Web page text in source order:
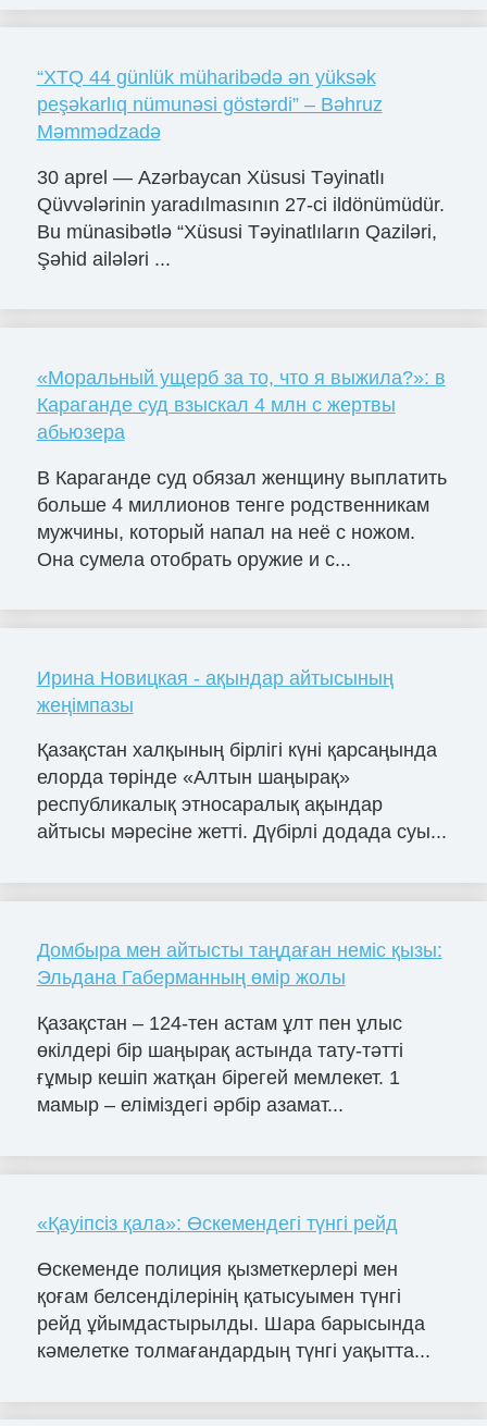
“XTQ 44 günlük müharibədə ən yüksək
peşəkarlıq nümunəsi göstərdi” – Bəhruz
Məmmədzadə
30 aprel — Azərbaycan Xüsusi Təyinatlı
Qüvvələrinin yaradılmasının 27-ci ildönümüdür.
Bu münasibətlə “Xüsusi Təyinatlıların Qaziləri,
Şəhid ailələri ...
«Моральный ущерб за то, что я выжила?»: в
Караганде суд взыскал 4 млн с жертвы
абьюзера
В Караганде суд обязал женщину выплатить
больше 4 миллионов тенге родственникам
мужчины, который напал на неё с ножом.
Она сумела отобрать оружие и с...
Ирина Новицкая - ақындар айтысының
жеңімпазы
Қазақстан халқының бірлігі күні қарсаңында
елорда төрінде «Алтын шаңырақ»
республикалық этносаралық ақындар
айтысы мәресіне жетті. Дүбірлі додада суы...
Домбыра мен айтысты таңдаған неміс қызы:
Эльдана Габерманның өмір жолы
Қазақстан – 124-тен астам ұлт пен ұлыс
өкілдері бір шаңырақ астында тату-тәтті
ғұмыр кешіп жатқан бірегей мемлекет. 1
мамыр – еліміздегі әрбір азамат...
«Қауіпсіз қала»: Өскемендегі түнгі рейд
Өскеменде полиция қызметкерлері мен
қоғам белсенділерінің қатысуымен түнгі
рейд ұйымдастырылды. Шара барысында
кәмелетке толмағандардың түнгі уақытта...